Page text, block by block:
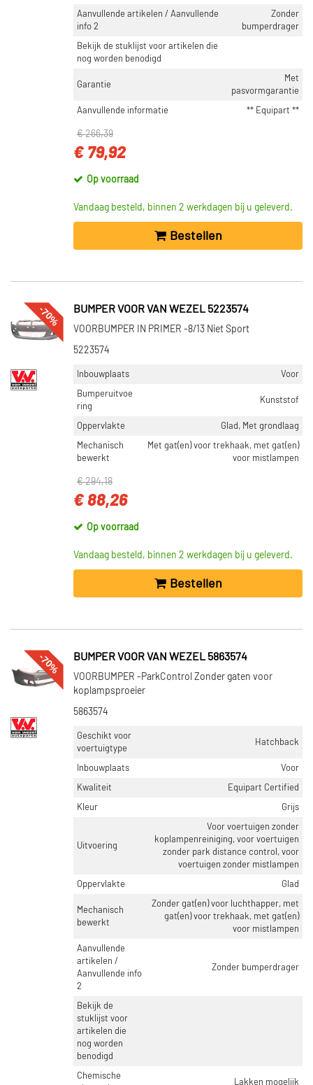
Aanvullende artikelen / Aanvullende
info 2
Zonder
bumperdrager
Bekijk de stuklijst voor artikelen die
nog worden benodigd
Garantie
Met
pasvormgarantie
Aanvullende informatie
** Equipart **
€ 266,39
€ 79,92
Op voorraad
Vandaag besteld, binnen 2 werkdagen bij u geleverd.
Bestellen
-70% BUMPER VOOR VAN WEZEL 5223574
VOORBUMPER IN PRIMER -8/13 Niet Sport
5223574
Inbouwplaats
Voor
Bumperuitvoe
ring
Kunststof
Oppervlakte
Glad, Met grondlaag
Mechanisch
bewerkt
Met gat(en) voor trekhaak, met gat(en)
voor mistlampen
€ 294,18
€ 88,26
Op voorraad
Vandaag besteld, binnen 2 werkdagen bij u geleverd.
Bestellen
-70% BUMPER VOOR VAN WEZEL 5863574
VOORBUMPER -ParkControl Zonder gaten voor
koplampsproeier
5863574
Geschikt voor
voertuigtype
Hatchback
Inbouwplaats
Voor
Kwaliteit
Equipart Certified
Kleur
Grijs
Uitvoering
Voor voertuigen zonder
koplampenreiniging, voor voertuigen
zonder park distance control, voor
voertuigen zonder mistlampen
Oppervlakte
Glad
Mechanisch
bewerkt
Zonder gat(en) voor luchthapper, met
gat(en) voor trekhaak, met gat(en)
voor mistlampen
Aanvullende
artikelen /
Aanvullende info
2
Zonder bumperdrager
Bekijk de
stuklijst voor
artikelen die
nog worden
benodigd
Chemische
Lakken mogelijk